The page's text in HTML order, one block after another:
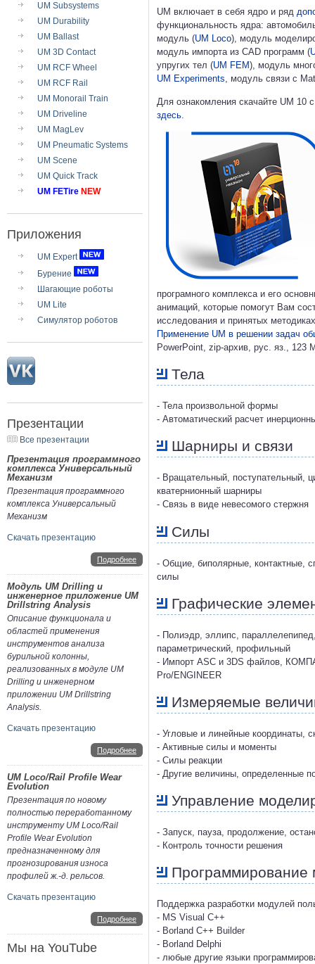
UM Subsystems
UM Durability
UM Ballast
UM 3D Contact
UM RCF Wheel
UM RCF Rail
UM Monorail Train
UM Driveline
UM MagLev
UM Pneumatic Systems
UM Scene
UM Quick Track
UM FETire NEW
Приложения
UM Expert
Бурение
Шагающие роботы
UM Lite
Симулятор роботов
Презентации
Все презентации
Презентация программного
комплекса Универсальный
Механизм
Презентация программного
комплекса Универсальный
Механизм
Скачать презентацию
Подробнее
Модуль UM Drilling и
инженерное приложение UM
Drillstring Analysis
Описание функционала и
областей применения
инструментов анализа
бурильной колонны,
реализованных в модуле UM
Drilling и инженерном
приложении UM Drillstring
Analysis.
Скачать презентацию
Подробнее
UM Loco/Rail Profile Wear
Evolution
Презентация по новому
полностью переработанному
инструменту UM Loco/Rail
Profile Wear Evolution
предназначенному для
прогнозирования износа
профилей ж.-д. рельсов.
Скачать презентацию
Подробнее
Мы на YouTube
UM включает в себя ядро и ряд
функциональность ядра:
модуль (UM Loco), модуль
модуль импорта из CAD программ (
упругих тел (UM FEM), модуль
UM Experiments, модуль связи с
Для ознакомления скачайте UM 10
здесь
програмного комплекса и его
анимаций, которые помогут Вам
исследования и принятых
Применение UM в решении задач
PowerPoint, zip-архив, рус. яз., 123
Тела
- Тела произвольной формы
- Автоматический расчет
Шарниры и связи
- Вращательный, поступательный,
кватернионный шарниры
- Связь в виде невесомого стержня
Силы
- Общие, биполярные, контактные,
силы
Графические
- Полиэдр, эллипс,
параметрический, профильный
- Импорт ASC и 3DS файлов,
Pro/ENGINEER
Измеряемые
- Угловые и линейные координаты,
- Активные силы и моменты
- Силы реакции
- Другие величины, определенные
Управление
- Запуск, пауза, продолжение,
- Контроль точности решения
Программирование
Поддержка разработки модулей
- MS Visual C++
- Borland C++ Builder
- Borland Delphi
- любые другие языки